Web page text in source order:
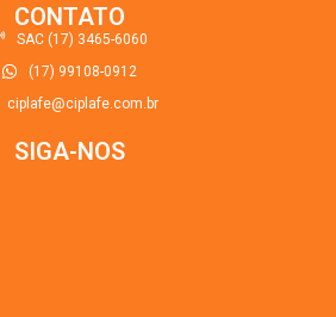
CONTATO
SAC (17) 3465-6060
(17) 99108-0912
ciplafe@ciplafe.com.br
SIGA-NOS